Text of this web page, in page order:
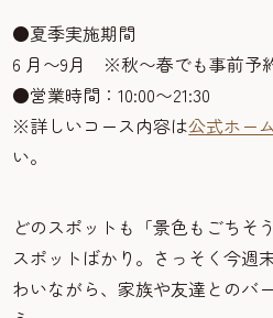
●夏季実施期間
6 月〜9月 ※秋〜春でも事前予
●営業時間：10:00〜21:30
※詳しいコース内容は公式ホー
い。
どのスポットも「景色もごちそ
スポットばかり。さっそく今週
わいながら、家族や友達とのバ